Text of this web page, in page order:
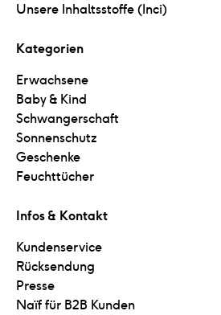
Unsere Inhaltsstoffe (Inci)
Kategorien
Erwachsene
Baby & Kind
Schwangerschaft
Sonnenschutz
Geschenke
Feuchttücher
Infos & Kontakt
Kundenservice
Rücksendung
Presse
Naïf für B2B Kunden